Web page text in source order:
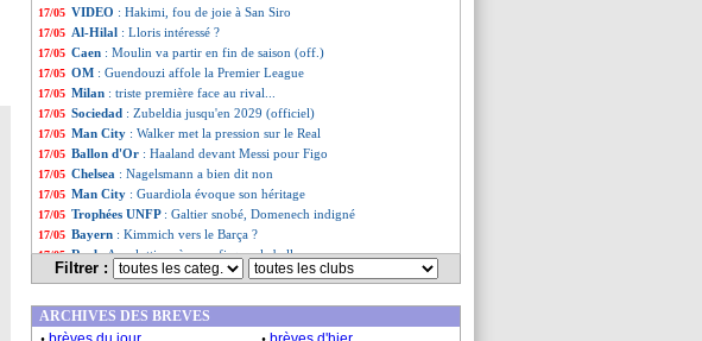
17/05 VIDEO : Hakimi, fou de joie à San Siro
17/05 Al-Hilal : Lloris intéressé ?
17/05 Caen : Moulin va partir en fin de saison (off.)
17/05 OM : Guendouzi affole la Premier League
17/05 Milan : triste première face au rival...
17/05 Sociedad : Zubeldia jusqu'en 2029 (officiel)
17/05 Man City : Walker met la pression sur le Real
17/05 Ballon d'Or : Haaland devant Messi pour Figo
17/05 Chelsea : Nagelsmann a bien dit non
17/05 Man City : Guardiola évoque son héritage
17/05 Trophées UNFP : Galtier snobé, Domenech indigné
17/05 Bayern : Kimmich vers le Barça ?
17/05 Real: Ancelotti espère confisquer le ballon
17/05 Argentine: Lugano s'en prend à la FIFA
17/05 Real: pas de plan anti-Haaland
17/05 Juve: Bonucci, retraite dans un an
Filtrer :
ARCHIVES DES BREVES
. .